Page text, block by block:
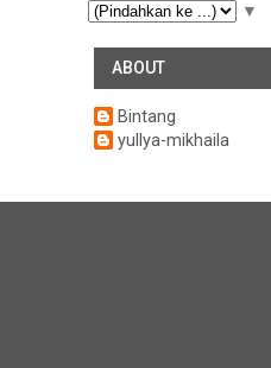
▼
ABOUT
Bintang
yullya-mikhaila